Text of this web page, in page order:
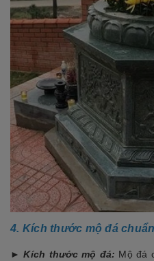
4. Kích thước mộ đá
► Kích thước mộ đá: Mộ đá